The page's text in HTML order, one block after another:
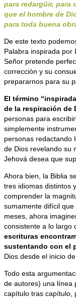
para redargüir, para
que el hombre de
para toda buena
De este texto
Palabra inspirada por
Señor pretende
corrección y su
prepararnos para su
El término
de la respiración de
personas para
simplemente
personas redactando
de Dios revelando su
Jehová desea que
Ahora bien, la Biblia
tres idiomas distintos
comprender la
sumamente difícil
meses, ahora
consistente a lo largo
escrituras
sustentando con el
Dios desde el inicio
Todo esta
de autores) una línea
capítulo tras capítulo,